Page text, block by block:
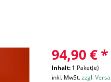
94,90 € *
Inhalt: 1 Paket(e)
inkl. MwSt.zzgl.